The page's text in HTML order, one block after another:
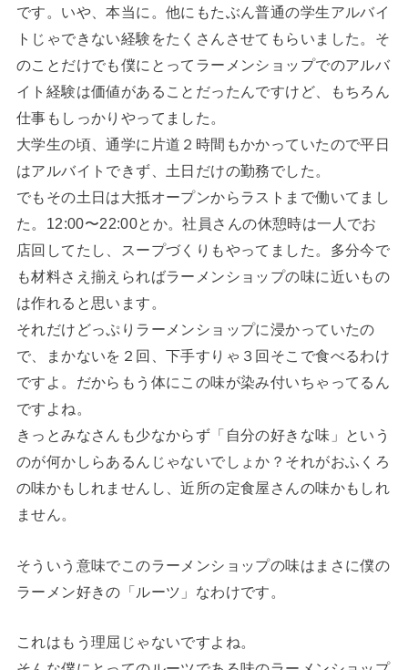
です。いや、本当に。他にもたぶん普通の学生アルバイ
トじゃできない経験をたくさんさせてもらいました。そ
のことだけでも僕にとってラーメンショップでのアルバ
イト経験は価値があることだったんですけど、もちろん
仕事もしっかりやってました。
大学生の頃、通学に片道２時間もかかっていたので平日
はアルバイトできず、土日だけの勤務でした。
でもその土日は大抵オープンからラストまで働いてまし
た。12:00〜22:00とか。社員さんの休憩時は一人でお
店回してたし、スープづくりもやってました。多分今で
も材料さえ揃えらればラーメンショップの味に近いもの
は作れると思います。
それだけどっぷりラーメンショップに浸かっていたの
で、まかないを２回、下手すりゃ３回そこで食べるわけ
ですよ。だからもう体にこの味が染み付いちゃってるん
ですよね。
きっとみなさんも少なからず「自分の好きな味」という
のが何かしらあるんじゃないでしょか？それがおふくろ
の味かもしれませんし、近所の定食屋さんの味かもしれ
ません。
そういう意味でこのラーメンショップの味はまさに僕の
ラーメン好きの「ルーツ」なわけです。
これはもう理屈じゃないですよね。